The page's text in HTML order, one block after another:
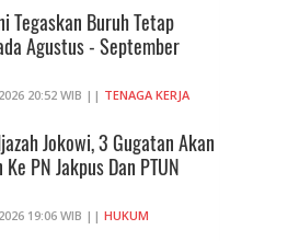
Tegaskan Buruh Tetap
Agustus - September
20:52 WIB || TENAGA KERJA
Jokowi, 3 Gugatan Akan
PN Jakpus Dan PTUN
19:06 WIB || HUKUM